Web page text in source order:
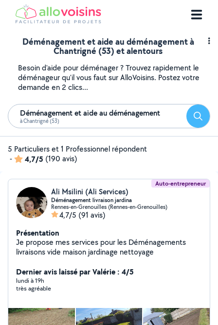
Déménagement et aide au déménagement à
Chantrigné (53) et alentours
Besoin d'aide pour déménager ? Trouvez rapidement le
déménageur qu'il vous faut sur AlloVoisins. Postez votre
demande en 2 clics...
Déménagement et aide au déménagement
à Chantrigné (53)
5 Particuliers et 1 Professionnel répondent
-
4,7/5 (190 avis)
Auto-entrepreneur
Ali Msilini (Ali Services)
Déménagement livraison jardina
Rennes-en-Grenouilles (Rennes-en-Grenouilles)
4,7/5 (91 avis)
Présentation
Je propose mes services pour les Déménagements
livraisons vide maison jardinage nettoyage
Dernier avis laissé par Valérie : 4/5
lundi à 19h
très agréable